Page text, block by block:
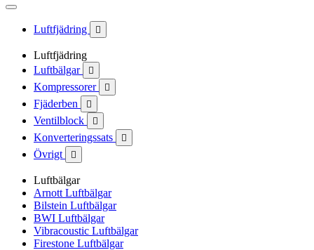
Luftfjädring 
Luftfjädring
Luftbälgar

Kompressorer 
Fjäderben 
Ventilblock 
Konverteringssats 
Övrigt 
Luftbälgar
Arnott Luftbälgar
Bilstein Luftbälgar
BWI Luftbälgar
Vibracoustic Luftbälgar
Firestone Luftbälgar